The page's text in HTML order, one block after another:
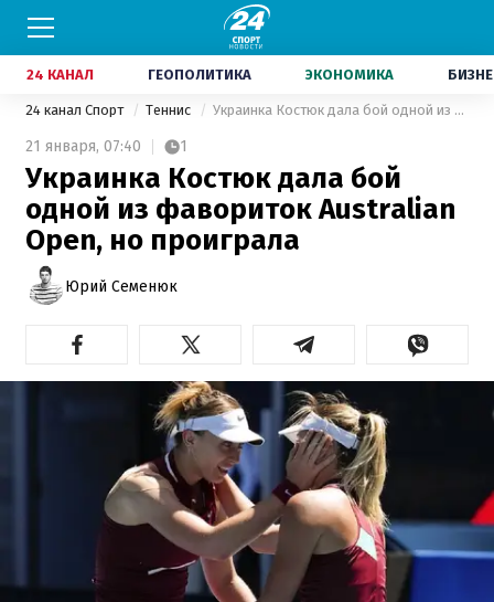
24 КАНАЛ ГЕОПОЛИТИКА ЭКОНОМИКА
24 канал Спорт Теннис Украинка Костюк дала бой одной из фавориток Australian Open, но проиграла
21 января, 07:40 1
Украинка Костюк дала бой
одной из фавориток Australian
Open, но проиграла
Юрий Семенюк